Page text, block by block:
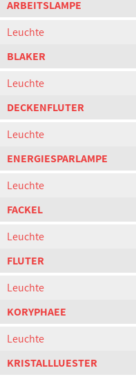
ARBEITSLAMPE
Leuchte
BLAKER
Leuchte
DECKENFLUTER
Leuchte
ENERGIESPARLAMPE
Leuchte
FACKEL
Leuchte
FLUTER
Leuchte
KORYPHAEE
Leuchte
KRISTALLLUESTER